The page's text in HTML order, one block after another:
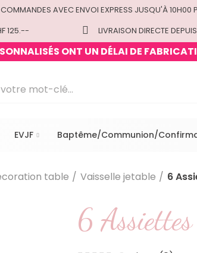
COMMANDES AVEC ENVOI EXPRESS JUSQU'À 10H00
125.--
LIVRAISON DIRECTE
ONT UN DÉLAI DE
EVJF Baptême/Communion/
table Vaisselle jetable 6
6